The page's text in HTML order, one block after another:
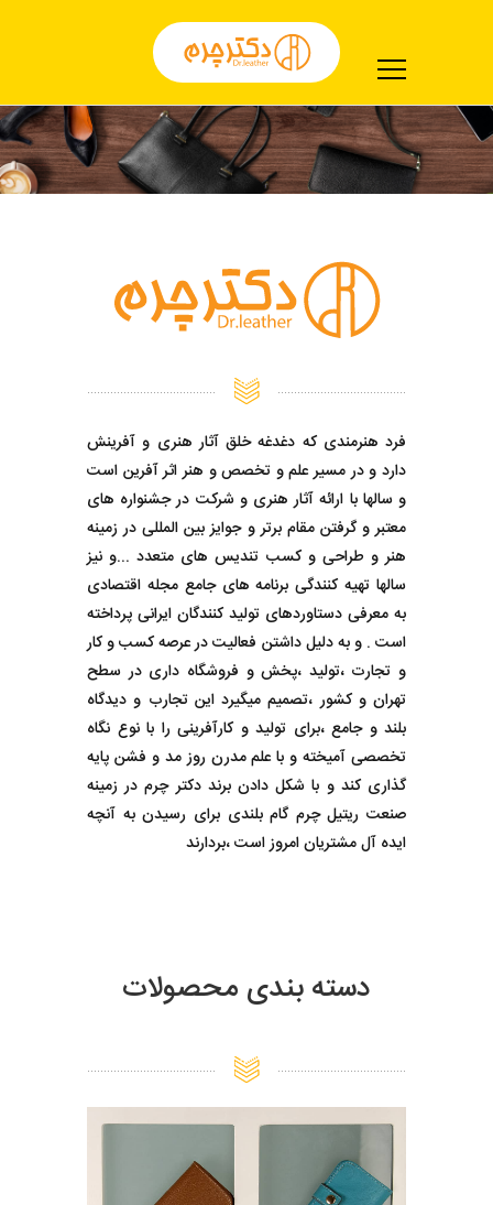
فرد هنرمندی که دغدغه خلق آثار هنری و آفرینش
دارد و در مسیر علم و تخصص و هنر اثر آفرین است
و سالها با ارائه آثار هنری و شرکت در جشنواره های
معتبر و گرفتن مقام برتر و جوایز بین المللی در زمینه
هنر و طراحی و کسب تندیس های متعدد ...و نیز
سالها تهیه کنندگی برنامه های جامع مجله اقتصادی
به معرفی دستاوردهای تولید کنندگان ایرانی پرداخته
است . و به دلیل داشتن فعالیت در عرصه کسب و کار
و تجارت ،تولید ،پخش و فروشگاه داری در سطح
تهران و کشور ،تصمیم میگیرد این تجارب و دیدگاه
بلند و جامع ،برای تولید و کارآفرینی را با نوع نگاه
تخصصی آمیخته و با علم مدرن روز مد و فشن پایه
گذاری کند و با شکل دادن برند دکتر چرم در زمینه
صنعت ریتیل چرم گام بلندی برای رسیدن به آنچه
ایده آل مشتریان امروز است ،بردارند
دسته بندی محصولات